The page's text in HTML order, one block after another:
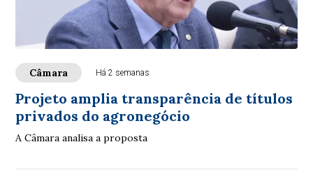
Câmara Há 2 semanas
Projeto amplia transparência de títulos
privados do agronegócio
A Câmara analisa a proposta